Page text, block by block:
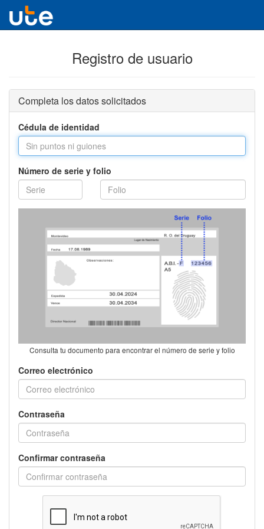
Registro de usuario
Completa los datos solicitados
Cédula de identidad
Número de serie y folio
Consulta tu documento para encontrar el número de serie y folio
Correo electrónico
Contraseña
Confirmar contraseña